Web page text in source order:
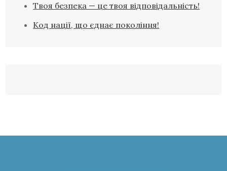
Твоя безпека — це твоя відповідальність!
Код нації, що єднає покоління!